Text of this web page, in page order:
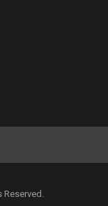
Reserved.